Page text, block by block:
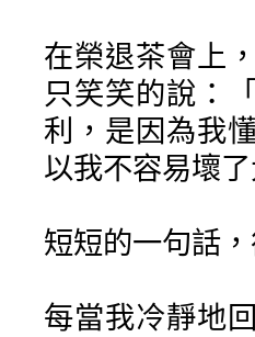
在榮退茶會上
只笑笑的說：
利，是因為我
以我不容易壞了
短短的一句話
每當我冷靜地